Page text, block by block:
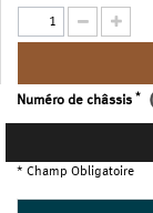
Numéro de châssis *
* Champ Obligatoire